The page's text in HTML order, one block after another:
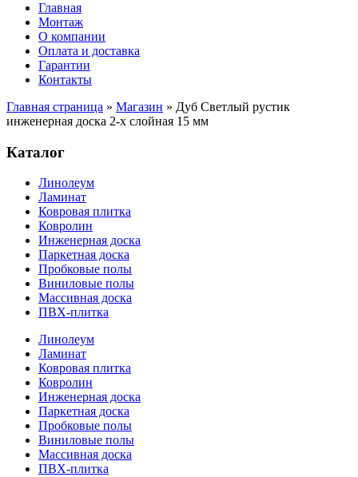
Главная
Монтаж
О компании
Оплата и доставка
Гарантии
Контакты
Главная страница » Магазин » Дуб Светлый рустик
инженерная доска 2-х слойная 15 мм
Каталог
Линолеум
Ламинат
Ковровая плитка
Ковролин
Инженерная доска
Паркетная доска
Пробковые полы
Виниловые полы
Массивная доска
ПВХ-плитка
Линолеум
Ламинат
Ковровая плитка
Ковролин
Инженерная доска
Паркетная доска
Пробковые полы
Виниловые полы
Массивная доска
ПВХ-плитка